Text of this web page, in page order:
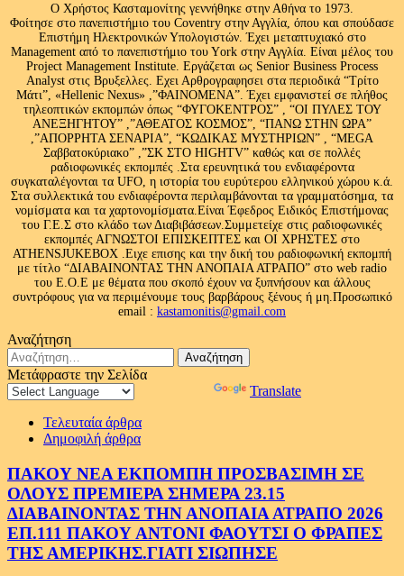
Ο Χρήστος Κασταμονίτης γεννήθηκε στην Αθήνα το 1973.
Φοίτησε στο πανεπιστήμιο του Coventry στην Αγγλία, όπου και σπούδασε
Επιστήμη Ηλεκτρονικών Υπολογιστών. Έχει μεταπτυχιακό στο
Management από το πανεπιστήμιο του Υork στην Αγγλία. Είναι μέλος του
Project Management Institute. Εργάζεται ως Senior Business Process
Analyst στις Βρυξελλες. Εχει Αρθρογραφησει στα περιοδικά “Τρίτο
Μάτι”, «Hellenic Nexus» ,”ΦΑΙΝΟΜΕΝΑ”. Έχει εμφανιστεί σε πλήθος
τηλεοπτικών εκπομπών όπως “ΦΥΓΟΚΕΝΤΡΟΣ” , “ΟΙ ΠΥΛΕΣ ΤΟΥ
ΑΝΕΞΗΓΗΤΟΥ” ,”ΑΘΕΑΤΟΣ ΚΟΣΜΟΣ”, “ΠΑΝΩ ΣΤΗΝ ΩΡΑ”
,”ΑΠΟΡΡΗΤΑ ΣΕΝΑΡΙΑ”, “ΚΩΔΙΚΑΣ ΜΥΣΤΗΡΙΩΝ” , “MEGA
Σαββατοκύριακο” ,”ΣΚ ΣΤΟ HIGHTV” καθώς και σε πολλές
ραδιοφωνικές εκπομπές .Στα ερευνητικά του ενδιαφέροντα
συγκαταλέγονται τα UFO, η ιστορία του ευρύτερου ελληνικού χώρου κ.ά.
Στα συλλεκτικά του ενδιαφέροντα περιλαμβάνονται τα γραμματόσημα, τα
νομίσματα και τα χαρτονομίσματα.Είναι Έφεδρος Ειδικός Επιστήμονας
του Γ.Ε.Σ στο κλάδο των Διαβιβάσεων.Συμμετείχε στις ραδιοφωνικές
εκπομπές ΑΓΝΩΣΤΟΙ ΕΠΙΣΚΕΠΤΕΣ και ΟΙ ΧΡΗΣΤΕΣ στο
ATHENSJUKEBOX .Ειχε επισης και την δική του ραδιοφωνική εκπομπή
με τίτλο “ΔΙΑΒΑΙΝΟΝΤΑΣ ΤΗΝ ΑΝΟΠΑΙΑ ΑΤΡΑΠΟ” στο web radio
του Ε.Ο.Ε με θέματα που σκοπό έχουν να ξυπνήσουν και άλλους
συντρόφους για να περιμένουμε τους βαρβάρους ξένους ή μη.Προσωπικό
email : kastamonitis@gmail.com
Αναζήτηση
Αναζήτηση
για:
Μετάφραστε την Σελίδα
Translate
Τελευταία άρθρα
Δημοφιλή άρθρα
ΠΑΚΟΥ ΝΕΑ ΕΚΠΟΜΠΗ ΠΡΟΣΒΑΣΙΜΗ ΣΕ
ΟΛΟΥΣ ΠΡΕΜΙΕΡΑ ΣΗΜΕΡΑ 23.15
ΔΙΑΒΑΙΝΟΝΤΑΣ ΤΗΝ ΑΝΟΠΑΙΑ ΑΤΡΑΠΟ 2026
ΕΠ.111 ΠΑΚΟΥ ΑΝΤΟΝΙ ΦΑΟΥΤΣΙ Ο ΦΡΑΠΕΣ
ΤΗΣ ΑΜΕΡΙΚΗΣ.ΓΙΑΤΙ ΣΙΩΠΗΣΕ